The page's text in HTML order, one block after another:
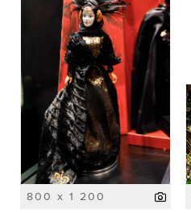
800 x 1 200